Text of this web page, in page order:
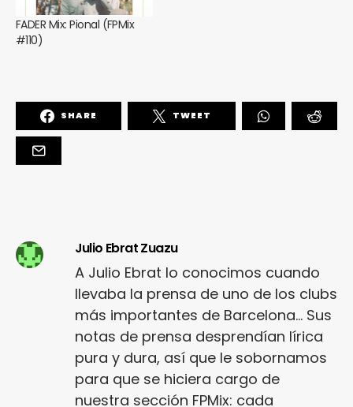
FADER Mix: Pional (FPMix
#110)
SHARE TWEET
Julio Ebrat Zuazu
A Julio Ebrat lo conocimos cuando
llevaba la prensa de uno de los clubs
más importantes de Barcelona... Sus
notas de prensa desprendían lírica
pura y dura, así que le sobornamos
para que se hiciera cargo de
nuestra sección FPMix: cada